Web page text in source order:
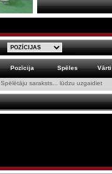
Pozīcija Spēles Vārti
Spēlētāju saraksts... lūdzu uzgaidiet